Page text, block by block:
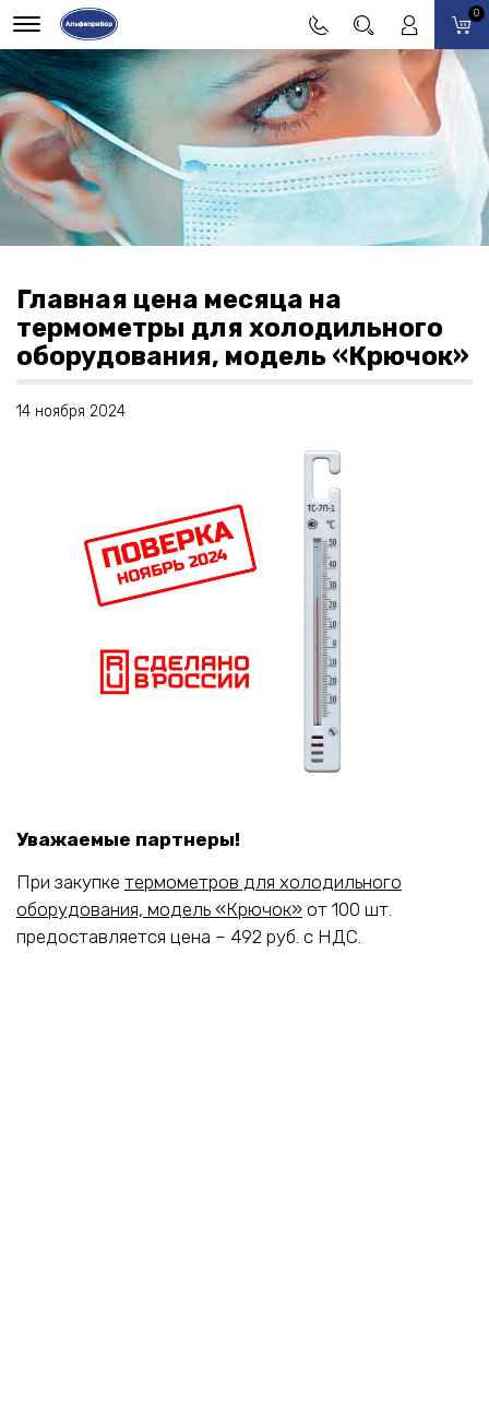
0
Главная цена месяца на
термометры для холодильного
оборудования, модель «Крючок»
14 ноября 2024
Уважаемые партнеры!
При закупке термометров для холодильного
оборудования, модель «Крючок» от 100 шт.
предоставляется цена – 492 руб. с НДС.